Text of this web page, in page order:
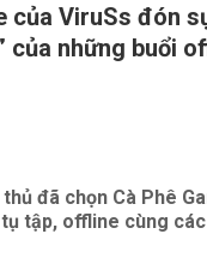
của ViruSs đón
của những buổi
đã chọn Cà Phê
tập, offline cùng